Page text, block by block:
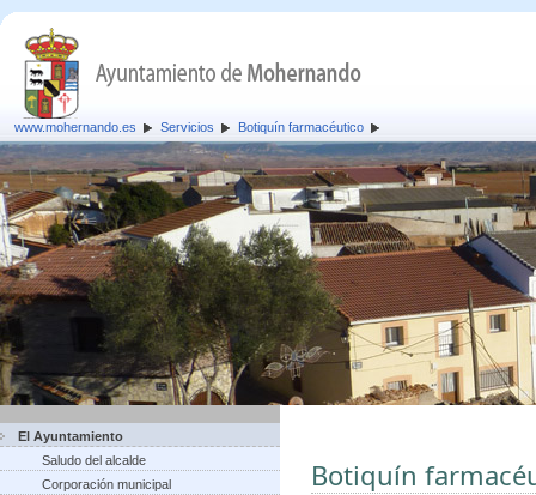
www.mohernando.es Servicios Botiquín farmacéutico
El Ayuntamiento
Saludo del alcalde
Corporación municipal
Botiquín